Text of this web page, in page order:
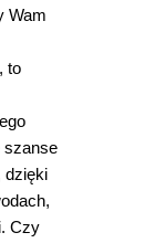
Wam
to
szanse
dzięki
Czy